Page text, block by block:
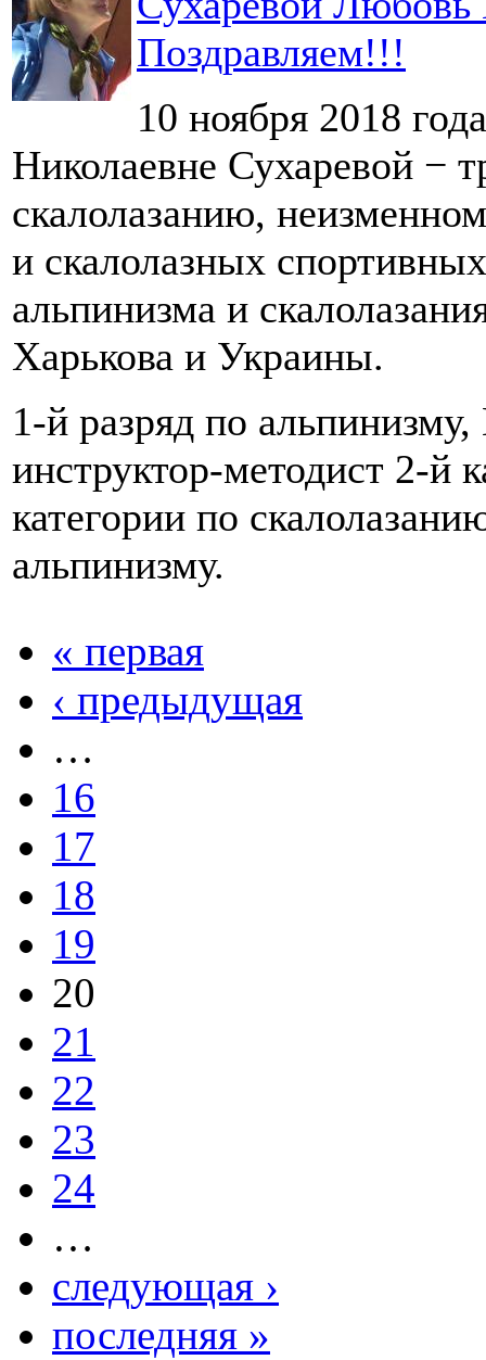
Поздравляем!!!
10 ноября 2018
Николаевне Сухаревой −
скалолазанию,
и скалолазных
альпинизма и
Харькова и Украины.
1-й разряд по
инструктор-методист 2-й
категории по
альпинизму.
« первая
‹ предыдущая
…
16
17
18
19
20
21
22
23
24
…
следующая ›
последняя »